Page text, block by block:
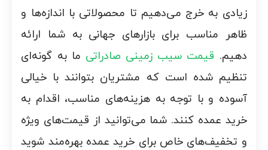
زیادی به خرج می‌دهیم تا محصولاتی با اندازه‌ها و
ظاهر مناسب برای بازارهای جهانی به شما ارائه
دهیم. قیمت سیب زمینی صادراتی ما به گونه‌ای
تنظیم شده است که مشتریان بتوانند با خیالی
آسوده و با توجه به هزینه‌های مناسب، اقدام به
خرید عمده کنند. شما می‌توانید از قیمت‌های ویژه
و تخفیف‌های خاص برای خرید عمده بهره‌مند شوید